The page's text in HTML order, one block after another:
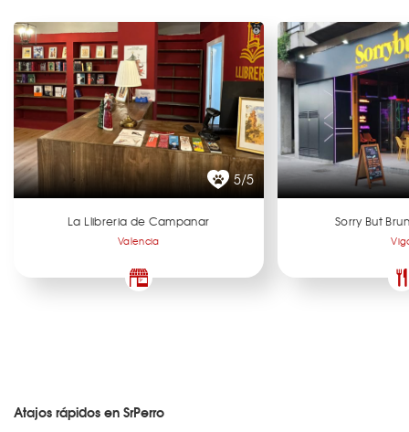
5/5
La Llibreria de Campanar
Valencia
Sorry But
Atajos rápidos en SrPerro